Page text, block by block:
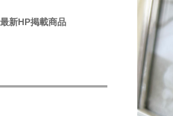
最新HP掲載商品